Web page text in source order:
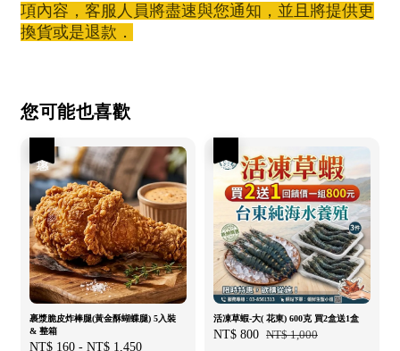
項內容，客服人員將盡速與您通知，並且將提供更
換貨或是退款．
您可能也喜歡
裹漿脆皮炸棒腿(黃金酥蝴蝶腿) 5入裝
& 整箱
Sale
NT$ 160 - NT$ 1,450
活凍草蝦-大( 花東) 600克 買2盒送1盒
Sale
NT$ 800 Regular
NT$ 1,000